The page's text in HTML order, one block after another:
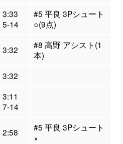
3:33
5-14
#5 平良 3Pシュート
○(9点)
3:32
#8 高野 アシスト(1
本)
3:32
3:11
7-14
2:58
#5 平良 3Pシュート
×